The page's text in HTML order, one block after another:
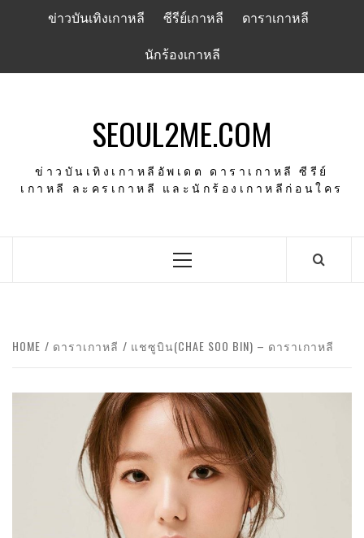
ข่าวบันเทิงเกาหลี ซีรีย์เกาหลี ดาราเกาหลี
นักร้องเกาหลี
SEOUL2ME.COM
ข่าวบันเทิงเกาหลีอัพเดต ดาราเกาหลี ซีรีย์
เกาหลี ละครเกาหลี และนักร้องเกาหลีก่อนใคร
Primary
HOME ดาราเกาหลี แชซูบิน(CHAE SOO BIN) – ดาราเกาหลี